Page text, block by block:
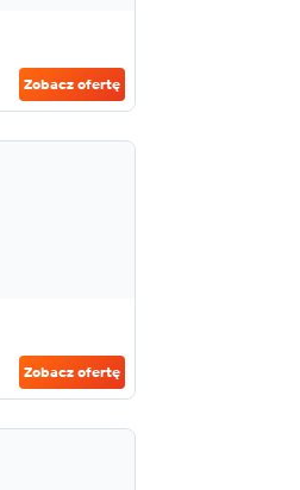
Zobacz ofertę
Zobacz ofertę